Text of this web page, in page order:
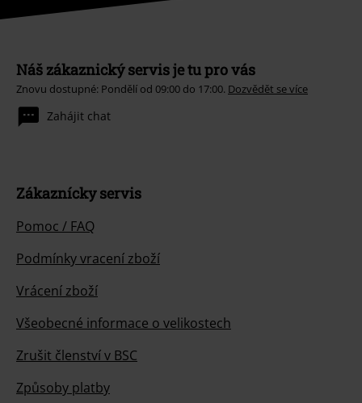
Náš zákaznický servis je tu pro vás
Znovu dostupné: Pondělí od 09:00 do 17:00. Dozvědět se více
Zahájit chat
Zákaznícky servis
Pomoc / FAQ
Podmínky vracení zboží
Vrácení zboží
Všeobecné informace o velikostech
Zrušit členství v BSC
Způsoby platby